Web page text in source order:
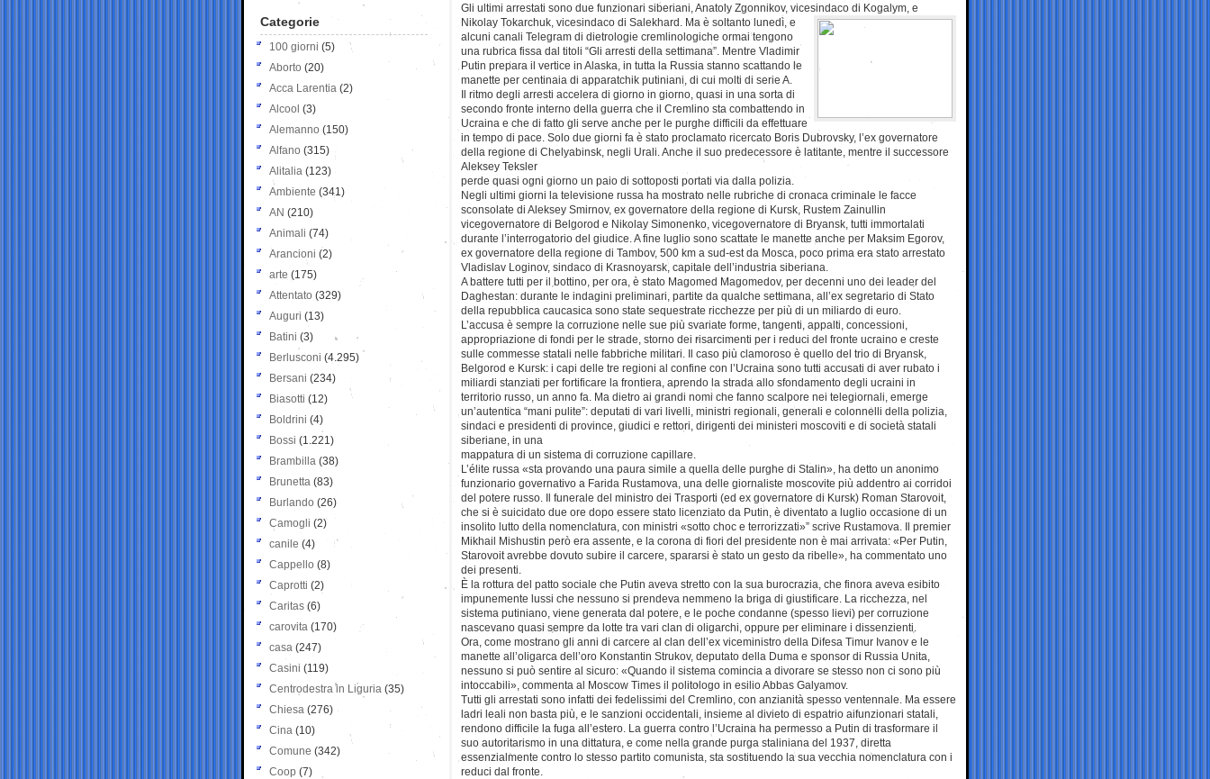
Gli ultimi arrestati sono due funzionari siberiani, Anatoly Zgonnikov, vicesindaco di Kogalym, e
Nikolay Tokarchuk, vicesindaco di Salekhard. Ma è soltanto lunedì, e
alcuni canali Telegram di dietrologie cremlinologiche ormai tengono
una rubrica fissa dal titoli “Gli arresti della settimana”. Mentre Vladimir
Putin prepara il vertice in Alaska, in tutta la Russia stanno scattando le
manette per centinaia di apparatchik putiniani, di cui molti di serie A.
Il ritmo degli arresti accelera di giorno in giorno, quasi in una sorta di
secondo fronte interno della guerra che il Cremlino sta combattendo in
Ucraina e che di fatto gli serve anche per le purghe difficili da effettuare
in tempo di pace. Solo due giorni fa è stato proclamato ricercato Boris Dubrovsky, l’ex governatore
della regione di Chelyabinsk, negli Urali. Anche il suo predecessore è latitante, mentre il successore
Aleksey Teksler
perde quasi ogni giorno un paio di sottoposti portati via dalla polizia.
Negli ultimi giorni la televisione russa ha mostrato nelle rubriche di cronaca criminale le facce
sconsolate di Aleksey Smirnov, ex governatore della regione di Kursk, Rustem Zainullin
vicegovernatore di Belgorod e Nikolay Simonenko, vicegovernatore di Bryansk, tutti immortalati
durante l’interrogatorio del giudice. A fine luglio sono scattate le manette anche per Maksim Egorov,
ex governatore della regione di Tambov, 500 km a sud-est da Mosca, poco prima era stato arrestato
Vladislav Loginov, sindaco di Krasnoyarsk, capitale dell’industria siberiana.
A battere tutti per il bottino, per ora, è stato Magomed Magomedov, per decenni uno dei leader del
Daghestan: durante le indagini preliminari, partite da qualche settimana, all’ex segretario di Stato
della repubblica caucasica sono state sequestrate ricchezze per più di un miliardo di euro.
L’accusa è sempre la corruzione nelle sue più svariate forme, tangenti, appalti, concessioni,
appropriazione di fondi per le strade, storno dei risarcimenti per i reduci del fronte ucraino e creste
sulle commesse statali nelle fabbriche militari. Il caso più clamoroso è quello del trio di Bryansk,
Belgorod e Kursk: i capi delle tre regioni al confine con l’Ucraina sono tutti accusati di aver rubato i
miliardi stanziati per fortificare la frontiera, aprendo la strada allo sfondamento degli ucraini in
territorio russo, un anno fa. Ma dietro ai grandi nomi che fanno scalpore nei telegiornali, emerge
un’autentica “mani pulite”: deputati di vari livelli, ministri regionali, generali e colonnelli della polizia,
sindaci e presidenti di province, giudici e rettori, dirigenti dei ministeri moscoviti e di società statali
siberiane, in una
mappatura di un sistema di corruzione capillare.
L’élite russa «sta provando una paura simile a quella delle purghe di Stalin», ha detto un anonimo
funzionario governativo a Farida Rustamova, una delle giornaliste moscovite più addentro ai corridoi
del potere russo. Il funerale del ministro dei Trasporti (ed ex governatore di Kursk) Roman Starovoit,
che si è suicidato due ore dopo essere stato licenziato da Putin, è diventato a luglio occasione di un
insolito lutto della nomenclatura, con ministri «sotto choc e terrorizzati»” scrive Rustamova. Il premier
Mikhail Mishustin però era assente, e la corona di fiori del presidente non è mai arrivata: «Per Putin,
Starovoit avrebbe dovuto subire il carcere, spararsi è stato un gesto da ribelle», ha commentato uno
dei presenti.
È la rottura del patto sociale che Putin aveva stretto con la sua burocrazia, che finora aveva esibito
impunemente lussi che nessuno si prendeva nemmeno la briga di giustificare. La ricchezza, nel
sistema putiniano, viene generata dal potere, e le poche condanne (spesso lievi) per corruzione
nascevano quasi sempre da lotte tra vari clan di oligarchi, oppure per eliminare i dissenzienti.
Ora, come mostrano gli anni di carcere al clan dell’ex viceministro della Difesa Timur Ivanov e le
manette all’oligarca dell’oro Konstantin Strukov, deputato della Duma e sponsor di Russia Unita,
nessuno si può sentire al sicuro: «Quando il sistema comincia a divorare se stesso non ci sono più
intoccabili», commenta al Moscow Times il politologo in esilio Abbas Galyamov.
Tutti gli arrestati sono infatti dei fedelissimi del Cremlino, con anzianità spesso ventennale. Ma essere
ladri leali non basta più, e le sanzioni occidentali, insieme al divieto di espatrio aifunzionari statali,
rendono difficile la fuga all’estero. La guerra contro l’Ucraina ha permesso a Putin di trasformare il
suo autoritarismo in una dittatura, e come nella grande purga staliniana del 1937, diretta
essenzialmente contro lo stesso partito comunista, sta sostituendo la sua vecchia nomenclatura con i
reduci dal fronte.
Categorie
100 giorni (5)
Aborto (20)
Acca Larentia (2)
Alcool (3)
Alemanno (150)
Alfano (315)
Alitalia (123)
Ambiente (341)
AN (210)
Animali (74)
Arancioni (2)
arte (175)
Attentato (329)
Auguri (13)
Batini (3)
Berlusconi (4.295)
Bersani (234)
Biasotti (12)
Boldrini (4)
Bossi (1.221)
Brambilla (38)
Brunetta (83)
Burlando (26)
Camogli (2)
canile (4)
Cappello (8)
Caprotti (2)
Caritas (6)
carovita (170)
casa (247)
Casini (119)
Centrodestra in Liguria (35)
Chiesa (276)
Cina (10)
Comune (342)
Coop (7)